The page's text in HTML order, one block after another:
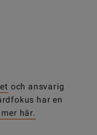
och ansvarig
har en
här.